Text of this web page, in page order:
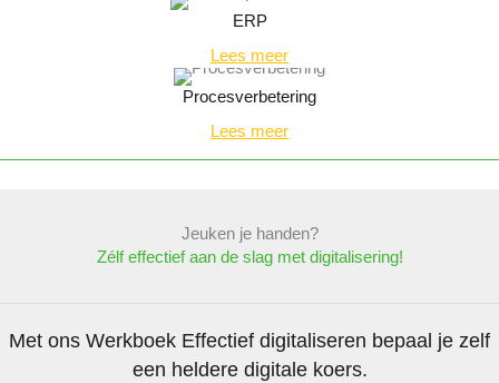
ERP
Lees meer
Procesverbetering
Lees meer
Jeuken je handen?
Zélf effectief aan de slag met digitalisering!
Met ons Werkboek Effectief digitaliseren bepaal je zelf
een heldere digitale koers.